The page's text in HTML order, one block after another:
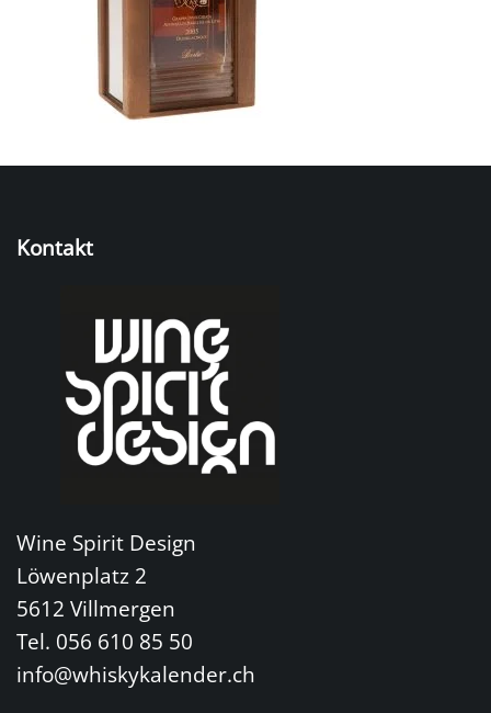
Kontakt
Wine Spirit Design
Löwenplatz 2
5612 Villmergen
Tel. 056 610 85 50
info@whiskykalender.ch